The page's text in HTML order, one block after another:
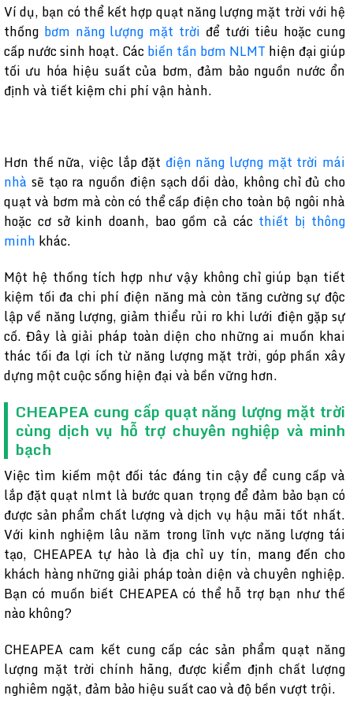
Ví dụ, bạn có thể kết hợp quạt năng lượng mặt trời với hệ
thống bơm năng lượng mặt trời để tưới tiêu hoặc cung
cấp nước sinh hoạt. Các biến tần bơm NLMT hiện đại giúp
tối ưu hóa hiệu suất của bơm, đảm bảo nguồn nước ổn
định và tiết kiệm chi phí vận hành.
Hơn thế nữa, việc lắp đặt điện năng lượng mặt trời mái
nhà sẽ tạo ra nguồn điện sạch dồi dào, không chỉ đủ cho
quạt và bơm mà còn có thể cấp điện cho toàn bộ ngôi nhà
hoặc cơ sở kinh doanh, bao gồm cả các thiết bị thông
minh khác.
Một hệ thống tích hợp như vậy không chỉ giúp bạn tiết
kiệm tối đa chi phí điện năng mà còn tăng cường sự độc
lập về năng lượng, giảm thiểu rủi ro khi lưới điện gặp sự
cố. Đây là giải pháp toàn diện cho những ai muốn khai
thác tối đa lợi ích từ năng lượng mặt trời, góp phần xây
dựng một cuộc sống hiện đại và bền vững hơn.
CHEAPEA cung cấp quạt năng lượng mặt trời
cùng dịch vụ hỗ trợ chuyên nghiệp và minh
bạch
Việc tìm kiếm một đối tác đáng tin cậy để cung cấp và
lắp đặt quạt nlmt là bước quan trọng để đảm bảo bạn có
được sản phẩm chất lượng và dịch vụ hậu mãi tốt nhất.
Với kinh nghiệm lâu năm trong lĩnh vực năng lượng tái
tạo, CHEAPEA tự hào là địa chỉ uy tín, mang đến cho
khách hàng những giải pháp toàn diện và chuyên nghiệp.
Bạn có muốn biết CHEAPEA có thể hỗ trợ bạn như thế
nào không?
CHEAPEA cam kết cung cấp các sản phẩm quạt năng
lượng mặt trời chính hãng, được kiểm định chất lượng
nghiêm ngặt, đảm bảo hiệu suất cao và độ bền vượt trội.